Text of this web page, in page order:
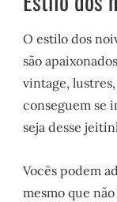
O estilo dos
são
vintage,
conseguem se
seja desse
Vocês podem
mesmo que